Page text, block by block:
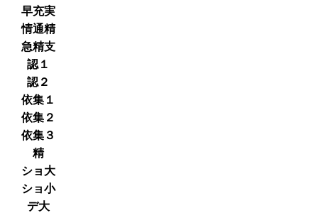
早充実
情通精
急精支
認１
認２
依集１
依集２
依集３
精
ショ大
ショ小
デ大